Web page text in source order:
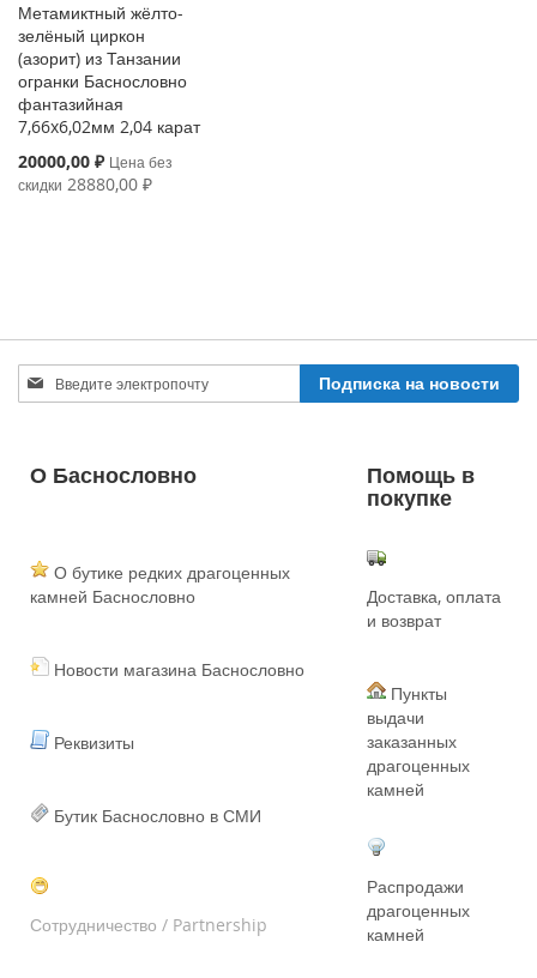
Метамиктный жёлто-
зелёный циркон
(азорит) из Танзании
огранки Баснословно
фантазийная
7,66x6,02мм 2,04 карат
Special
20000,00 ₽ Цена без
скидки 28880,00 ₽
Sign
Up
Newsletter:
Подписка на новости
О Баснословно Помощь в
покупке
О бутике редких драгоценных
камней Баснословно
Новости магазина Баснословно
Реквизиты
Бутик Баснословно в СМИ
Сотрудничество / Partnership
Доставка, оплата
и возврат
Пункты
выдачи
заказанных
драгоценных
камней
Распродажи
драгоценных
камней